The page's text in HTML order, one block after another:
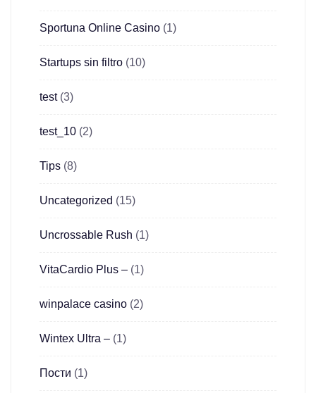
Sportuna Online Casino (1)
Startups sin filtro (10)
test(3)
test_10 (2)
Tips (8)
Uncategorized (15)
Uncrossable Rush (1)
VitaCardio Plus – (1)
winpalace casino (2)
Wintex Ultra – (1)
Пости (1)